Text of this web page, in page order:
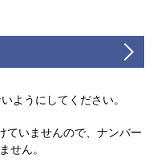
ようにしてください。
ていませんので、ナンバー
せん。